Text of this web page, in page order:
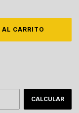
CALCULAR